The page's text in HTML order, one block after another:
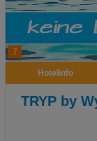
7
Hotelinfo
TRYP by